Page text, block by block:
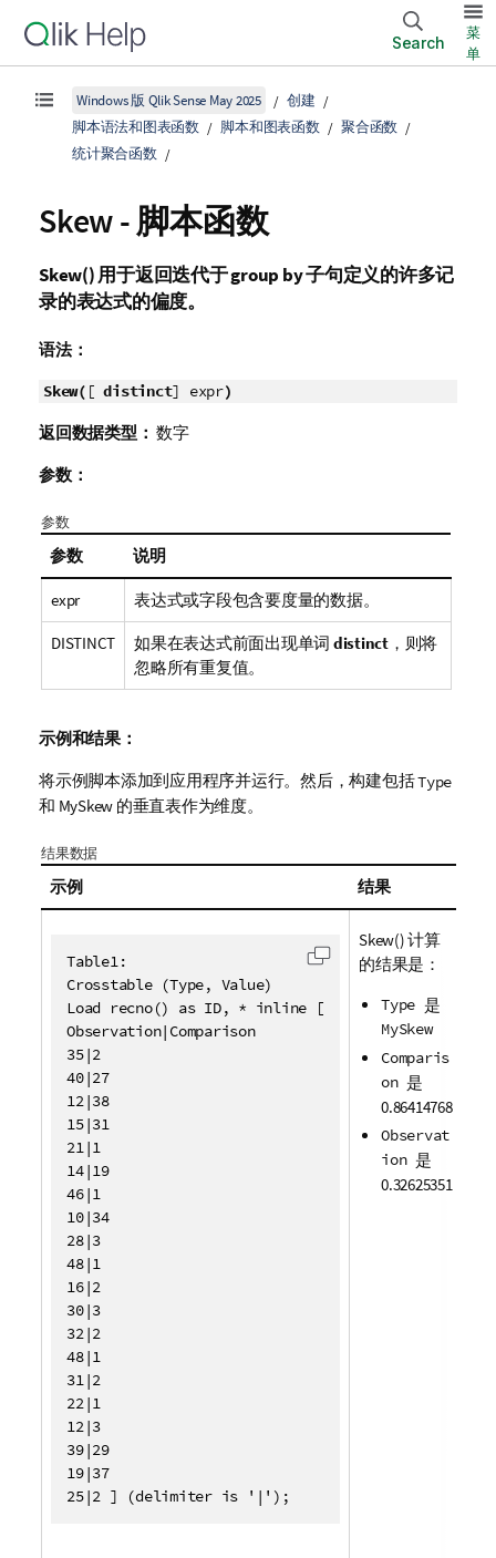
Search
菜
单
Windows 版 Qlik Sense May 2025
创建
脚本语法和图表函数
脚本和图表函数
聚合函数
统计聚合函数
Skew - 脚本函数
Skew()用于返回迭代于group by子句定义的许多记
录的表达式的偏度。
语法：
Skew( [distinct] expr)
返回数据类型： 数字
参数：
参数
参数 说明
expr 表达式或字段包含要度量的数据。
DISTINCT 如果在表达式前面出现单词 distinct，则将
忽略所有重复值。
示例和结果：
将示例脚本添加到应用程序并运行。然后，构建包括Type
和 MySkew 的垂直表作为维度。
结果数据
示例 结果
Table1:
Crosstable (Type, Value)
Load recno() as ID, * inline [
Observation|Comparison
35|2
40|27
12|38
15|31
21|1
14|19
46|1
10|34
28|3
48|1
16|2
30|3
32|2
48|1
31|2
22|1
12|3
39|29
19|37
25|2 ] (delimiter is '|');
复制代码到剪贴板
Skew()计算
的结果是：
Type 是
MySkew
Comparis
on是
0.86414768
Observat
ion 是
0.32625351